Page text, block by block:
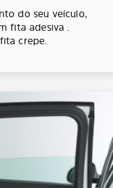
do seu veículo,
fita adesiva .
crepe.